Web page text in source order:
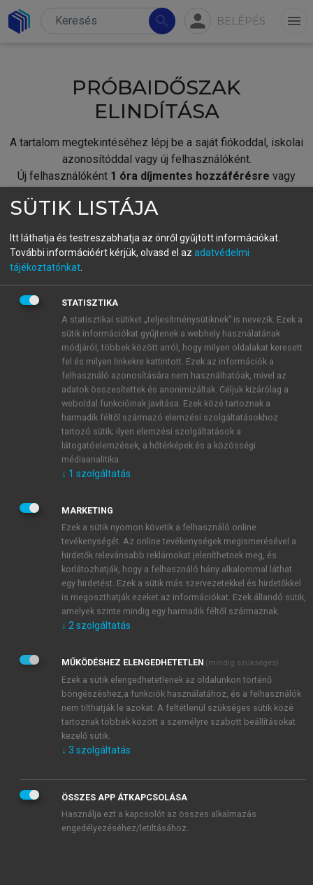
search person BELÉPÉS menu
PRÓBAIDŐSZAK
ELINDÍTÁSA
A tartalom megtekintéséhez lépj be a saját fiókoddal, iskolai
azonosítóddal vagy új felhasználóként.
Új felhasználóként 1 óra díjmentes hozzáférésre vagy
fiókoddal,vagy hozz létre új fiókot.
A regisztráció után apróbaidőszakautomatikusan
BELÉPÉS SAJÁT FIÓKKAL
ÚJ FIÓK LÉTREHOZÁSA
1 óra díjmentes hozzáférés
E-MAIL-CÍM
JELSZÓ
JELSZÓ ÚJRA
Kérek értesítést a MeRSZ újdonságairól, akcióiról.
Kérek értesítést az Akadémiai Kiadó Zrt. újdonságairól,
Adatkezelési tájékoztatóbanfoglaltakat tudomásul
veszem és elfogadom.
Általános vásárlási feltételeket, valamint a szotar.netés a
mersz.huoldalak licencszerződéseiben foglaltakat
tudomásul veszem és elfogadom.
KIPRÓBÁLOM
SÜTIK LISTÁJA
Itt láthatja és testreszabhatja az önről gyűjtött információkat.
További információért kérjük, olvasd el az adatvédelmi
tájékoztatónkat
STATISZTIKA
A statisztikai sütiket „teljesítménysütiknek” is nevezik. Ezek a
sütik információkat gyűjtenek a webhely használatának
módjáról, többek között arról, hogy milyen oldalakat keresett
fel és milyen linkekre kattintott. Ezek az információk a
felhasználó azonosítására nem használhatóak, mivel az
adatok összesítettek és anonimizáltak. Céljuk kizárólag a
weboldal funkcióinak javítása. Ezek közé tartoznak a
harmadik féltől származó elemzési szolgáltatásokhoz
tartozó sütik; ilyen elemzési szolgáltatások a
látogatóelemzések, a hőtérképek és a közösségi
médiaanalitika.
↓ 1 szolgáltatás
MARKETING
Ezek a sütik nyomon követik a felhasználó online
tevékenységét. Az online tevékenységek megismerésével a
hirdetők relevánsabb reklámokat jeleníthetnek meg, és
korlátozhatják, hogy a felhasználó hány alkalommal láthat
egy hirdetést. Ezek a sütik más szervezetekkel és hirdetőkkel
is megoszthatják ezeket az információkat. Ezek állandó sütik,
amelyek szinte mindig egy harmadik féltől származnak.
↓ 2 szolgáltatás
MŰKÖDÉSHEZ ELENGEDHETETLEN (mindig szükséges)
Ezek a sütik elengedhetetlenek az oldalunkon történő
böngészéshez,a funkciók használatához, és a felhasználók
nem tilthatják le azokat. A feltétlenül szükséges sütik közé
tartoznak többek között a személyre szabott beállításokat
kezelő sütik.
↓ 3 szolgáltatás
ÖSSZES APP ÁTKAPCSOLÁSA
Használja ezt a kapcsolót az összes alkalmazás
engedélyezéséhez/letiltásához.